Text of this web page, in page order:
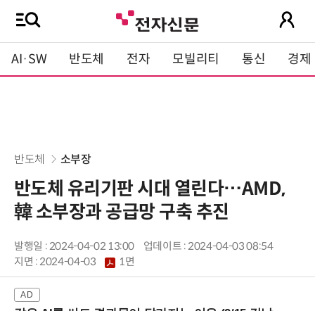
AI·SW 반도체 전자 모빌리티 통신 경제
반도체 소부장
반도체 유리기판 시대 열린다…AMD,
韓 소부장과 공급망 구축 추진
발행일 : 2024-04-02 13:00
업데이트 : 2024-04-03 08:54
지면 :2024-04-03 1면